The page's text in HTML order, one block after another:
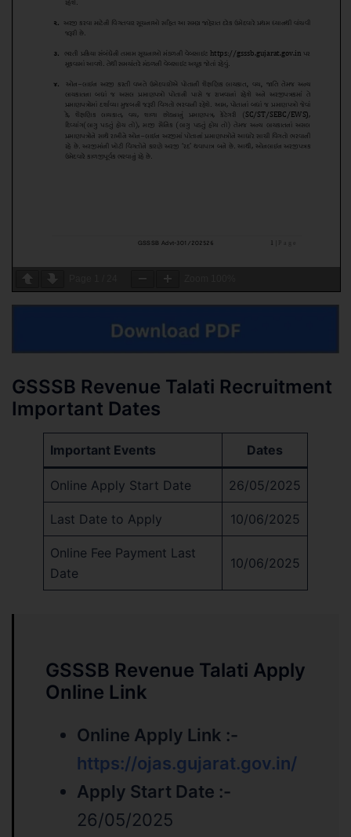
GSSSB Revenue Talati Recruitment
Important Dates
Important Events Dates
Online Apply Start Date 26/05/2025
Last Date to Apply 10/06/2025
Online Fee Payment Last
Date
10/06/2025
GSSSB Revenue Talati Apply
Online Link
Online Apply Link :-
https://ojas.gujarat.gov.in/
Apply Start Date :-
26/05/2025